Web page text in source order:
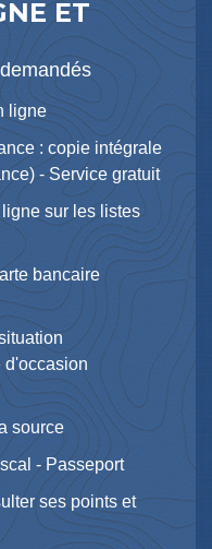
ET
ligne
: copie intégrale
- Service gratuit
sur les listes
bancaire
d'occasion
source
- Passeport
ses points et